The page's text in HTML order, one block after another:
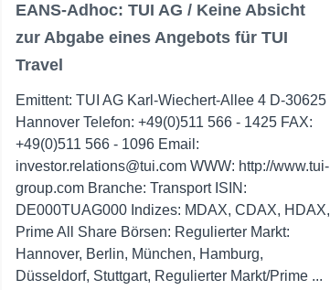
EANS-Adhoc: TUI AG / Keine Absicht
zur Abgabe eines Angebots für TUI
Travel
Emittent: TUI AG Karl-Wiechert-Allee 4 D-30625
Hannover Telefon: +49(0)511 566 - 1425 FAX:
+49(0)511 566 - 1096 Email:
investor.relations@tui.com WWW: http://www.tui-
group.com Branche: Transport ISIN:
DE000TUAG000 Indizes: MDAX, CDAX, HDAX,
Prime All Share Börsen: Regulierter Markt:
Hannover, Berlin, München, Hamburg,
Düsseldorf, Stuttgart, Regulierter Markt/Prime ...